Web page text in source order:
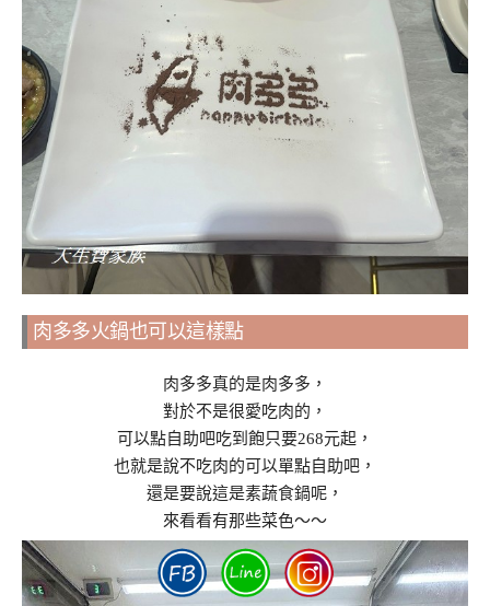
肉多多火鍋也可以這樣點
肉多多真的是肉多多，
對於不是很愛吃肉的，
可以點自助吧吃到飽只要268元起，
也就是說不吃肉的可以單點自助吧，
還是要說這是素蔬食鍋呢，
來看看有那些菜色～～